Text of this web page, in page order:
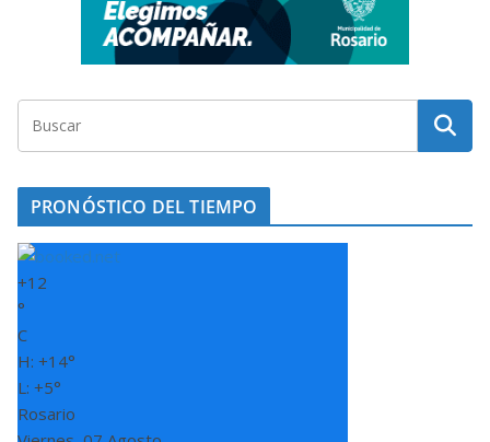
PRONÓSTICO DEL TIEMPO
+12
°
C
H: +14°
L: +5°
Rosario